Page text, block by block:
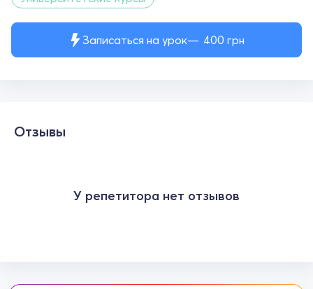
Записаться на урок 400 грн
Отзывы
У репетитора нет отзывов